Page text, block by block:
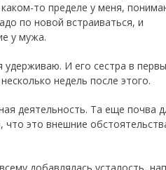
каком-то пределе у меня,
по новой встраиваться, и
у мужа.
удерживаю. И его сестра в
недель после этого.
деятельность. Та еще почва
это внешние